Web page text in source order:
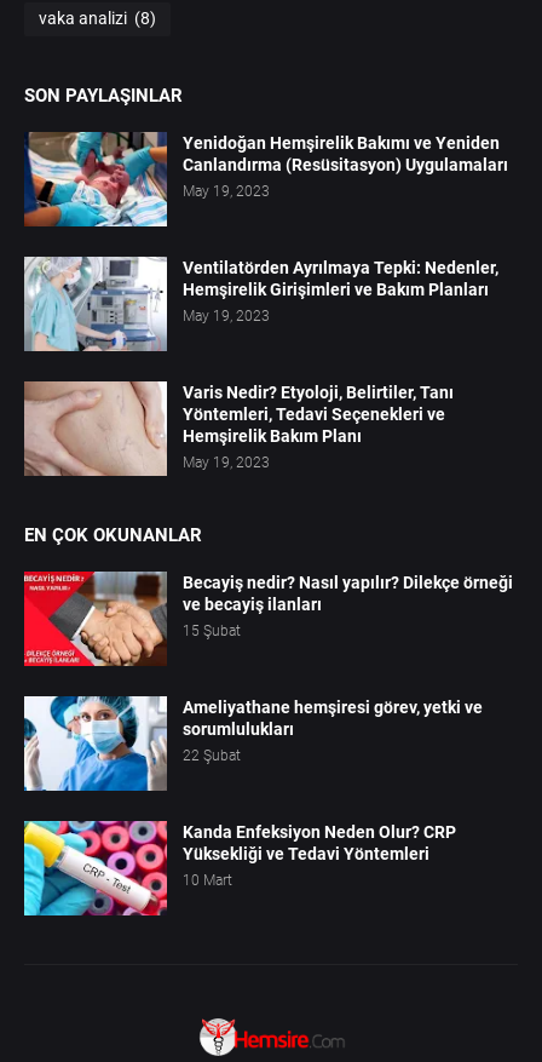
vaka analizi (8)
SON PAYLAŞINLAR
Yenidoğan Hemşirelik Bakımı ve Yeniden
Canlandırma (Resüsitasyon) Uygulamaları
May 19, 2023
Ventilatörden Ayrılmaya Tepki: Nedenler,
Hemşirelik Girişimleri ve Bakım Planları
May 19, 2023
Varis Nedir? Etyoloji, Belirtiler, Tanı
Yöntemleri, Tedavi Seçenekleri ve
Hemşirelik Bakım Planı
May 19, 2023
EN ÇOK OKUNANLAR
Becayiş nedir? Nasıl yapılır? Dilekçe örneği
ve becayiş ilanları
15 Şubat
Ameliyathane hemşiresi görev, yetki ve
sorumlulukları
22 Şubat
Kanda Enfeksiyon Neden Olur? CRP
Yüksekliği ve Tedavi Yöntemleri
10 Mart